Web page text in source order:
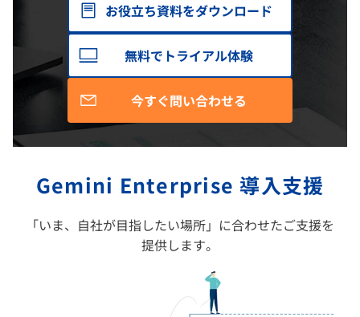
お役立ち資料をダウンロード
無料でトライアル体験
今すぐ問い合わせる
Gemini Enterprise 導入支援
「いま、自社が目指したい場所」に合わせたご支援を
提供します。